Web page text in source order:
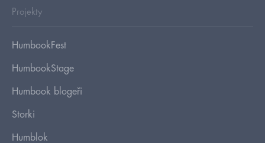
Projekty
HumbookFest
HumbookStage
Humbook blogeři
Storki
Humblok